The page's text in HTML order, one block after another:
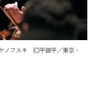
ノフスキ (C)平舘平／東京・